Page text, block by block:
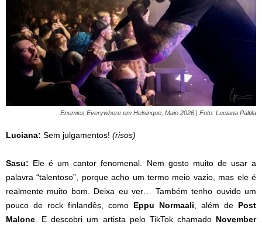
Enemies Everywhere em Helsinque, Maio 2026 | Foto: Luciana Paltila
Luciana: Sem julgamentos! (risos)
Sasu: Ele é um cantor fenomenal. Nem gosto muito de usar a
palavra “talentoso”, porque acho um termo meio vazio, mas ele é
realmente muito bom. Deixa eu ver… Também tenho ouvido um
pouco de rock finlandês, como Eppu Normaali, além de Post
Malone. E descobri um artista pelo TikTok chamado November